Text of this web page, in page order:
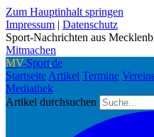
Zum Hauptinhalt springen
Impressum | Datenschutz
Sport-Nachrichten aus
Mitmachen
MV-Sport.de
Startseite Artikel Termine
Mediathek
Artikel durchsuchen